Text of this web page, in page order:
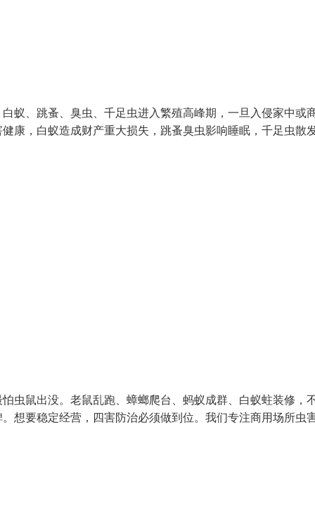
蚁、跳蚤、臭虫、千足虫进入繁殖高峰期，一旦入侵家中或
康，白蚁造成财产重大损失，跳蚤臭虫影响睡眠，千足虫散
虫鼠出没。老鼠乱跑、蟑螂爬台、蚂蚁成群、白蚁蛀装修，
想要稳定经营，四害防治必须做到位。我们专注商用场所虫